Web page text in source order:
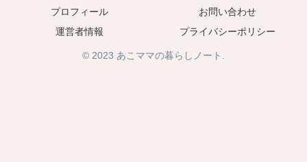
プロフィール
お問い合わせ
運営者情報
プライバシーポリシー
© 2023 あこママの暮らしノート.